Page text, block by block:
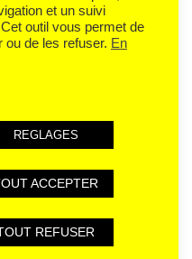
et un suivi
Cet outil vous permet de
ou de les refuser. En
REGLAGES
ACCEPTER
REFUSER